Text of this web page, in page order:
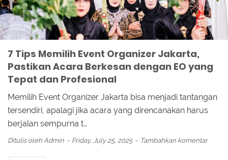
7 Tips Memilih Event Organizer Jakarta,
Pastikan Acara Berkesan dengan EO yang
Tepat dan Profesional
Memilih Event Organizer Jakarta bisa menjadi tantangan
tersendiri, apalagi jika acara yang direncanakan harus
berjalan sempurna t…
Ditulis oleh Admin Friday, July 25, 2025 Tambahkan komentar